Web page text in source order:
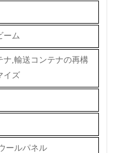
ーム
ナ,輸送コンテナの再構
イズ
ールパネル